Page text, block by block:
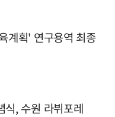
계획' 연구용역 최종
, 수원 라뷔포레